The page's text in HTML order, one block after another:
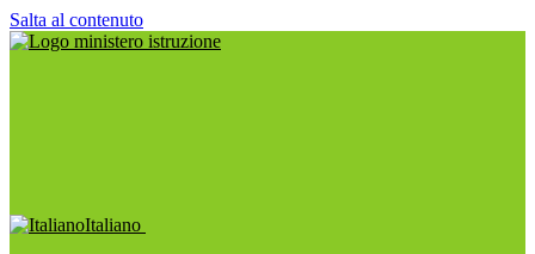
Salta al contenuto
Italiano